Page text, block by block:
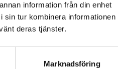
information från din enhet
sin tur kombinera informationen
deras tjänster.
Marknadsföring
har samma från 2018.